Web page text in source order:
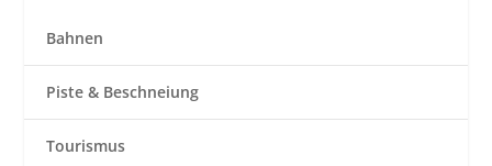
Bahnen
Piste & Beschneiung
Tourismus